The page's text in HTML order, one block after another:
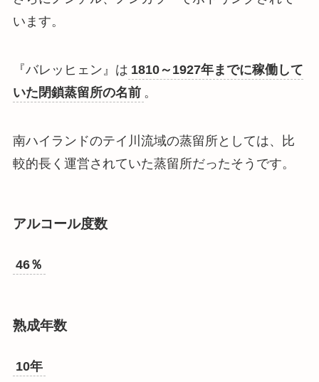
います。
『バレッヒェン』は 1810～1927年までに稼働して
いた閉鎖蒸留所の名前 。
南ハイランドのテイ川流域の蒸留所としては、比
較的長く運営されていた蒸留所だったそうです。
アルコール度数
46％
熟成年数
10年